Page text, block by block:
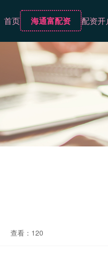
首页 海通富配资 配资开
查看：120